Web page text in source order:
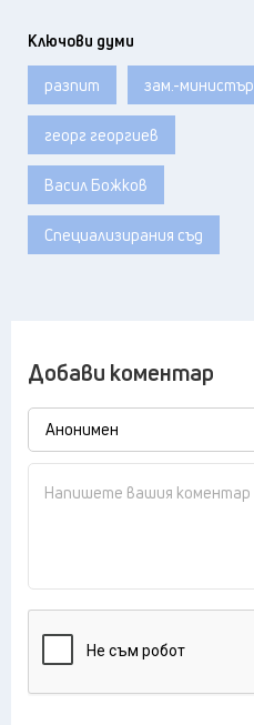
Ключови думи
разпит зам.-министър
георг георгиев
Васил Божков
Специализирания съд
Добави коментар